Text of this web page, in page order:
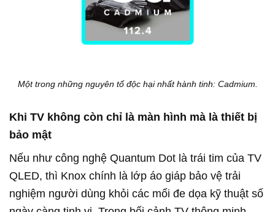
Một trong những nguyên tố độc hại nhất hành tinh: Cadmium.
Khi TV không còn chỉ là màn hình mà là thiết bị
bảo mật
Nếu như công nghệ Quantum Dot là trái tim của TV
QLED, thì Knox chính là lớp áo giáp bảo vệ trải
nghiệm người dùng khỏi các mối đe dọa kỹ thuật số